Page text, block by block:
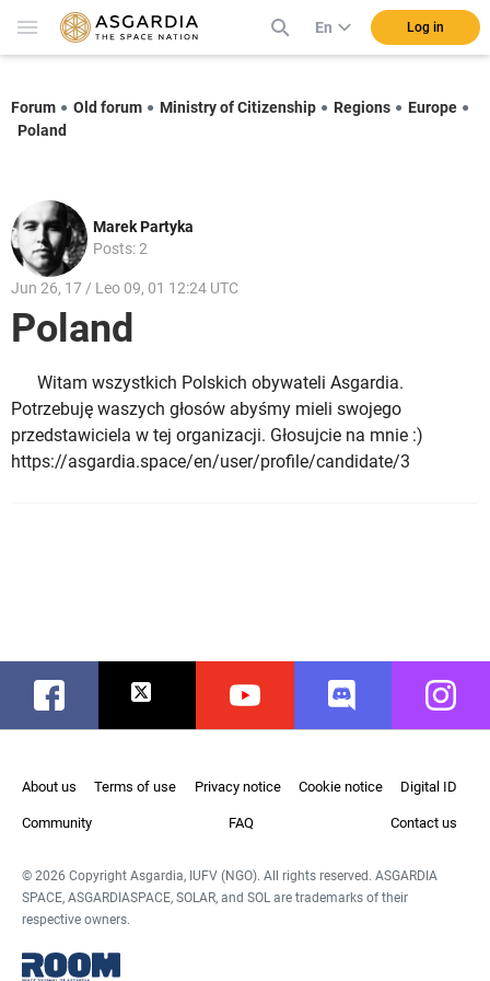
En Log in
Forum Old forum Ministry of Citizenship Regions
Europe
Poland
Marek Partyka
Posts: 2
Jun 26, 17 / Leo 09, 01 12:24 UTC
Poland
Witam wszystkich Polskich obywateli Asgardia.
Potrzebuję waszych głosów abyśmy mieli swojego
przedstawiciela w tej organizacji. Głosujcie na mnie :)
https://asgardia.space/en/user/profile/candidate/3
Facebook Twitter Youtube Discord
About us Terms of use Privacy notice Cookie notice Digital ID
Community FAQ Contact us
© 2026 Copyright Asgardia, IUFV (NGO). All rights reserved. ASGARDIA
SPACE, ASGARDIASPACE, SOLAR, and SOL are trademarks of their
respective owners.